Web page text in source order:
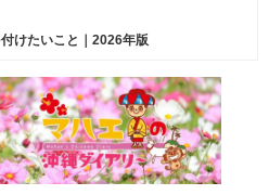
けたいこと｜2026年版